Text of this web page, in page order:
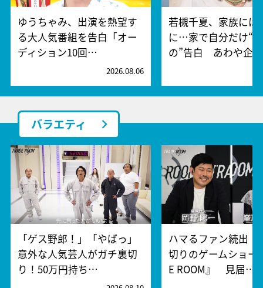
ゆうちゃみ、出演を熱望す
る大人気番組を告白「オー
ディション10回…
2026.08.06
若槻千夏、家族には
に…家で自分だけ“
の”告白 あわや企…
バラエティ
「ゲス野郎！」「やばっ」
意外な人気芸人がガチ裏切
り！50万円持ち…
ハマるファン続出！
切りのゲームショー
E ROOM』 見届…